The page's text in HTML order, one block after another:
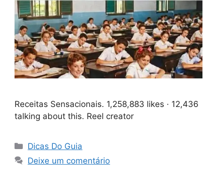
Receitas Sensacionais. 1,258,883 likes · 12,436
talking about this. Reel creator
Categorias
Dicas Do Guia
Deixe um comentário